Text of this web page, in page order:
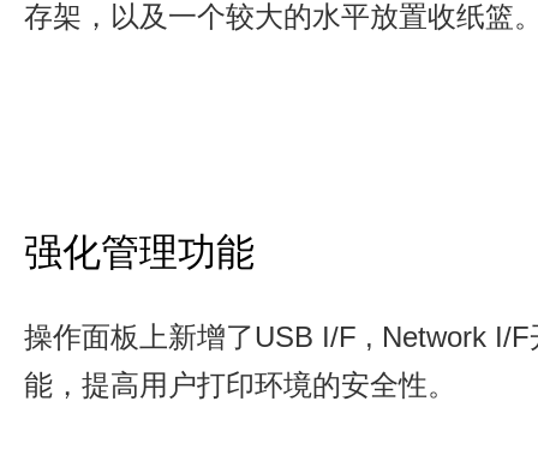
存架，以及一个较大的水平放置收纸篮
强化管理功能
操作面板上新增了USB I/F , Network I/
能，提高用户打印环境的安全性。